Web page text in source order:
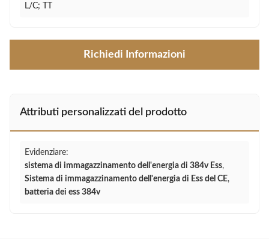
L/C; TT
Richiedi Informazioni
Attributi personalizzati del prodotto
Evidenziare:
sistema di immagazzinamento dell'energia di 384v Ess,
Sistema di immagazzinamento dell'energia di Ess del CE,
batteria dei ess 384v